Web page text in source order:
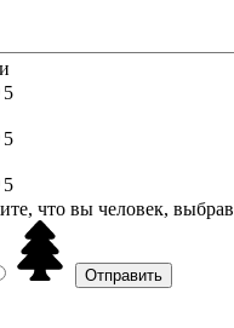
5
5
5
что вы человек, выбрав